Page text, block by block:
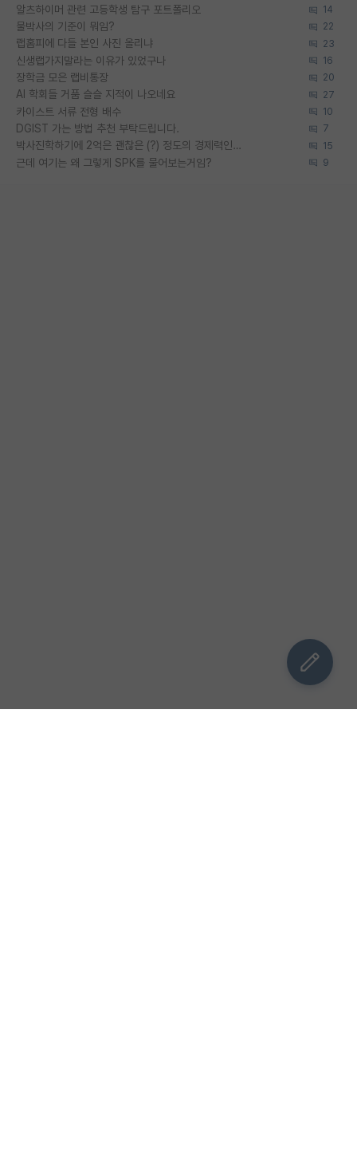
알츠하이머 관련 고등학생 탐구 포트폴리오 14
물박사의 기준이 뭐임? 22
랩홈피에 다들 본인 사진 올리냐 23
신생랩가지말라는 이유가 있었구나 16
장학금 모은 랩비통장 20
AI 학회들 거품 슬슬 지적이 나오네요 27
카이스트 서류 전형 배수 10
DGIST 가는 방법 추천 부탁드립니다. 7
박사진학하기에 2억은 괜찮은 (?) 정도의 경제력인가요 15
근데 여기는 왜 그렇게 SPK를 물어보는거임? 9